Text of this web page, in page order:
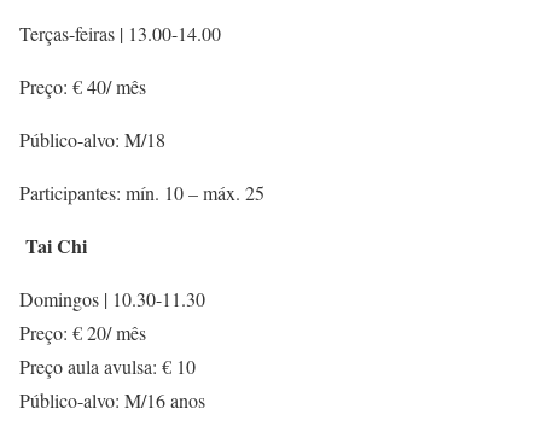
Terças-feiras | 13.00-14.00
Preço: € 40/ mês
Público-alvo: M/18
Participantes: mín. 10 – máx. 25
Tai Chi
Domingos | 10.30-11.30
Preço: € 20/ mês
Preço aula avulsa: € 10
Público-alvo: M/16 anos